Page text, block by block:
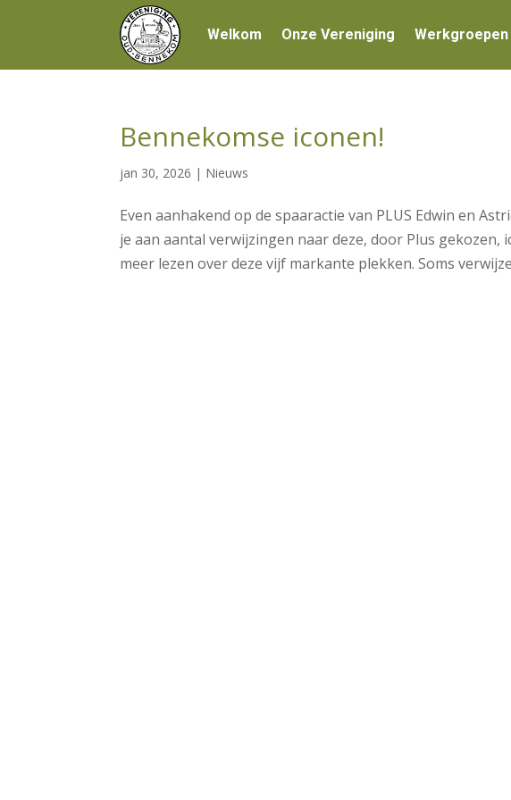
Welkom Onze Vereniging Werkgroepen
Bennekomse iconen!
jan 30, 2026 | Nieuws
Even aanhakend op de spaaractie van PLUS Edwin en
je aan aantal verwijzingen naar deze, door Plus gekozen,
meer lezen over deze vijf markante plekken. Soms